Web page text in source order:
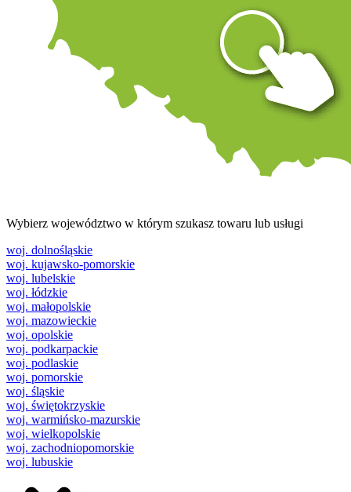
Wybierz województwo w którym szukasz towaru lub usługi
woj. dolnośląskie
woj. kujawsko-pomorskie
woj. lubelskie
woj. łódzkie
woj. małopolskie
woj. mazowieckie
woj. opolskie
woj. podkarpackie
woj. podlaskie
woj. pomorskie
woj. śląskie
woj. świętokrzyskie
woj. warmińsko-mazurskie
woj. wielkopolskie
woj. zachodniopomorskie
woj. lubuskie